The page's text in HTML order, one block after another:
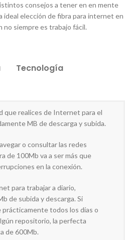
consejos a tener en en mente
ideal elección de fibra para internet en
no siempre es trabajo fácil.
Tecnología
que realices de Internet para el
MB de descarga y subida.
o consultar las redes
de 100Mb va a ser más que
en la conexión.
para trabajar a diario,
de subida y descarga. Si
todos los días o
repositorio, la perfecta
de 600Mb.